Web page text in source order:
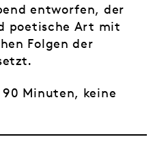
entworfen, der
poetische Art mit
Folgen der
Minuten, keine